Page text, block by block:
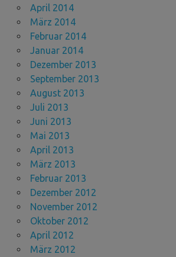
April 2014
März 2014
Februar 2014
Januar 2014
Dezember 2013
September 2013
August 2013
Juli 2013
Juni 2013
Mai 2013
April 2013
März 2013
Februar 2013
Dezember 2012
November 2012
Oktober 2012
April 2012
März 2012